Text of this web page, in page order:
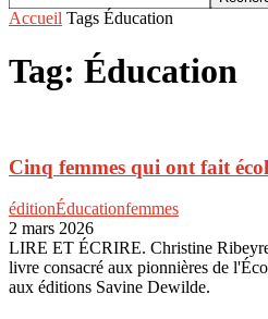
Accueil Tags Éducation
Tag: Éducation
Cinq femmes qui ont fait
éditionÉducationfemmes
2 mars 2026
LIRE ET ÉCRIRE. Christine
livre consacré aux pionnières de
aux éditions Savine Dewilde.